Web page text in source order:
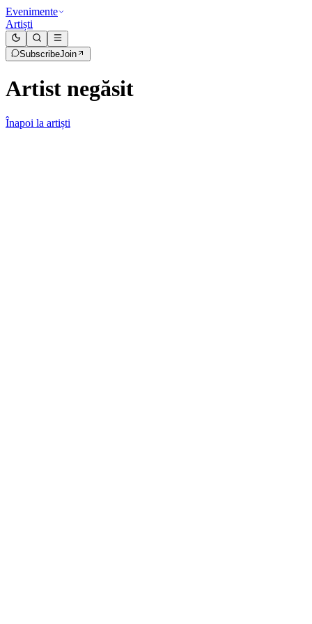
Evenimente
Artiști
SubscribeJoin
Artist negăsit
Înapoi la artiști